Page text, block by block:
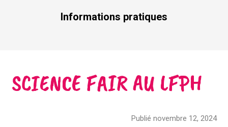
Informations pratiques
SCIENCE FAIR AU LFPH
Publié novembre 12, 2024